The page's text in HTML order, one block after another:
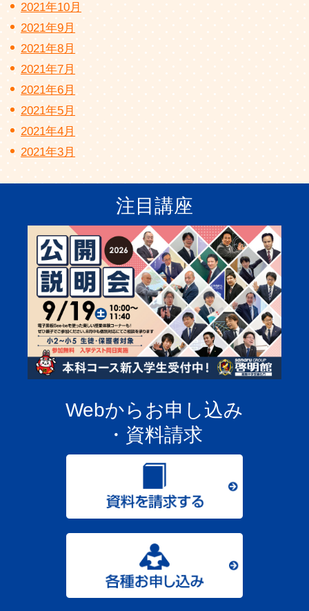
2021年10月
2021年9月
2021年8月
2021年7月
2021年6月
2021年5月
2021年4月
2021年3月
注目講座
Webからお申し込み
・資料請求